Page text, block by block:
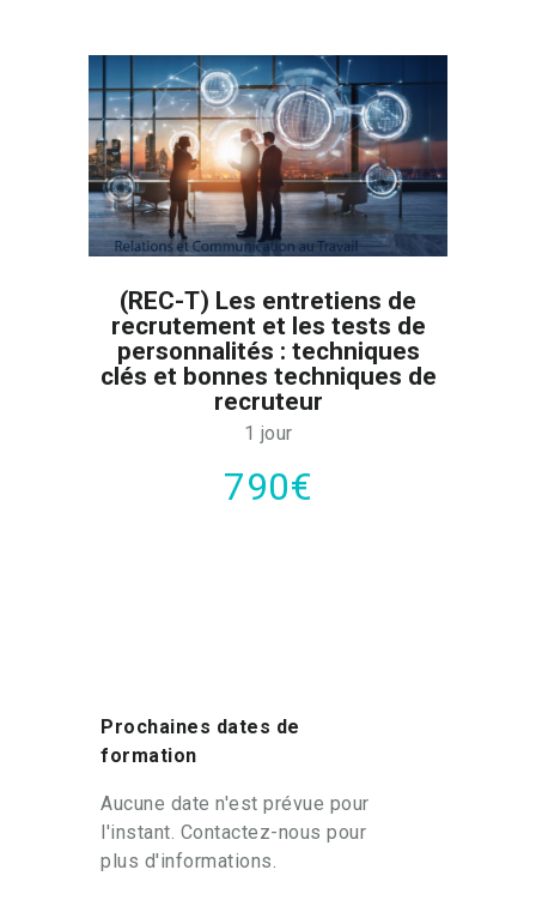
(REC-T) Les entretiens de
recrutement et les tests de
personnalités : techniques
clés et bonnes techniques de
recruteur
1 jour
790€
Prochaines dates de
formation
Aucune date n'est prévue pour
l'instant. Contactez-nous pour
plus d'informations.